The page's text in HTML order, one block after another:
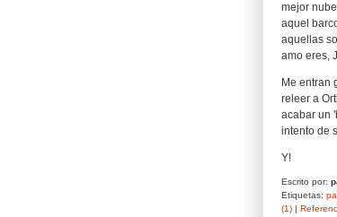
mejor
aquel
aquellas
amo eres,
Me entran
releer a
acabar un
intento de
Y!
Escrito por:
Etiquetas:
(1) |